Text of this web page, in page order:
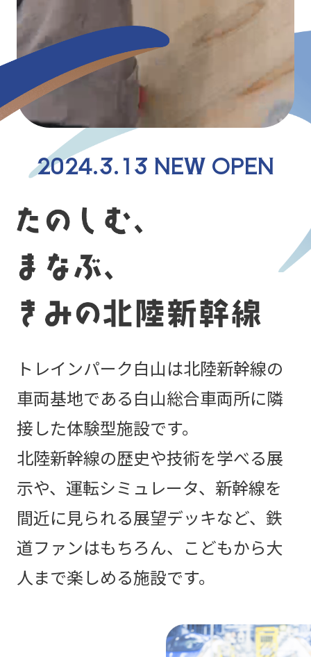
2024.3.13 NEW OPEN
トレインパーク白山は北陸新幹線の
車両基地である白山総合車両所に隣
接した体験型施設です。
北陸新幹線の歴史や技術を学べる展
示や、運転シミュレータ、 新幹線を
間近に見られる展望デッキなど、 鉄
道ファンはもちろん、こどもから大
人まで楽しめる施設です。